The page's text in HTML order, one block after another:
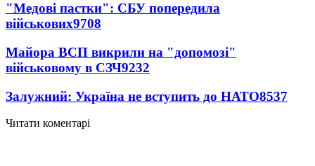
"Медові пастки": СБУ попередила
військових9708
Майора ВСП викрили на "допомозі"
військовому в СЗЧ9232
Залужний: Україна не вступить до НАТО8537
Читати коментарі